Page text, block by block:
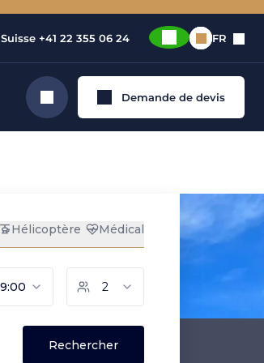
Suisse +41 22 355 06 24 FR
Rechercher Demande de devis